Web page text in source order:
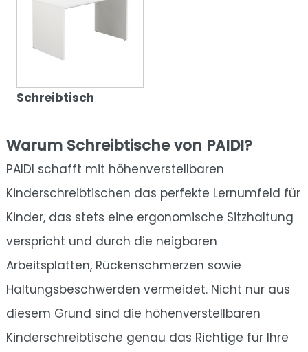
Schreibtisch
Warum Schreibtische von PAIDI?
PAIDI schafft mit höhenverstellbaren
Kinderschreibtischen das perfekte Lernumfeld für
Kinder, das stets eine ergonomische Sitzhaltung
verspricht und durch die neigbaren
Arbeitsplatten, Rückenschmerzen sowie
Haltungsbeschwerden vermeidet. Nicht nur aus
diesem Grund sind die höhenverstellbaren
Kinderschreibtische genau das Richtige für Ihre